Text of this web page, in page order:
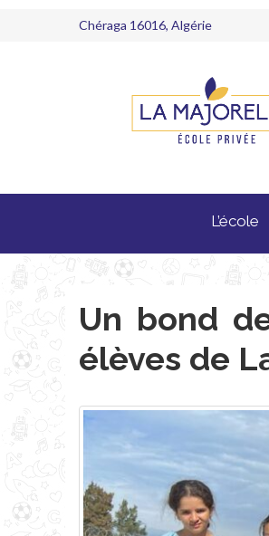
Chéraga 16016, Algérie
L’école
Un bond
élèves de